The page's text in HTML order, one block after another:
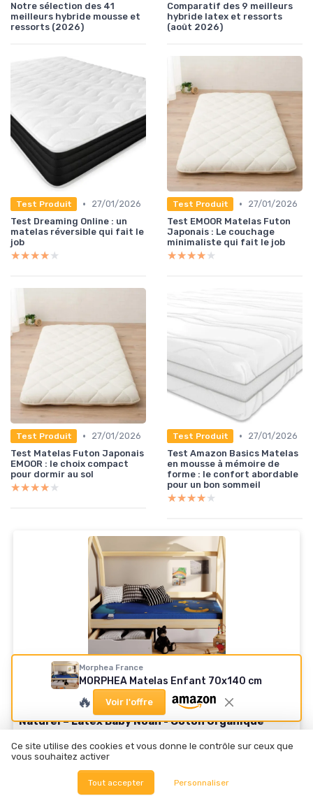
Notre sélection des 41
meilleurs hybride mousse et
ressorts (2026)
Comparatif des 9 meilleurs
hybride latex et ressorts
(août 2026)
Test Produit •
27/01/2026
Test Dreaming Online : un
matelas réversible qui fait le
job
★★★★★
★★★★★
Test Produit •
27/01/2026
Test EMOOR Matelas Futon
Japonais : Le couchage
minimaliste qui fait le job
★★★★★
★★★★★
Test Produit •
27/01/2026
Test Matelas Futon Japonais
EMOOR : le choix compact
pour dormir au sol
★★★★★
★★★★★
Test Produit •
27/01/2026
Test Amazon Basics Matelas
en mousse à mémoire de
forme : le confort abordable
pour un bon sommeil
★★★★★
★★★★★
MORPHEA FRANCE
MORPHEA Matelas 70x140 cm Enfant – Latex 100%
Naturel – Latex Baby Noah - Coton Organique
pour bébé et Enfants Jusqu’à 40kg - Marque
Voir l'offre
Morphea France
MORPHEA Matelas Enfant 70x140 cm
🔥 Voir l'offre
Ce site utilise des cookies et vous donne le contrôle sur ceux que
vous souhaitez activer
Tout accepter Personnaliser